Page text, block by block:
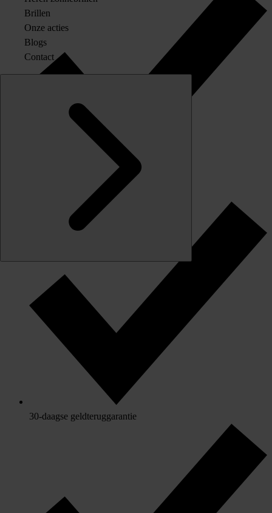
Originele merkglazen op sterkte
30-daagse geldteruggarantie
Brillen
Onze acties
Blogs
Contact